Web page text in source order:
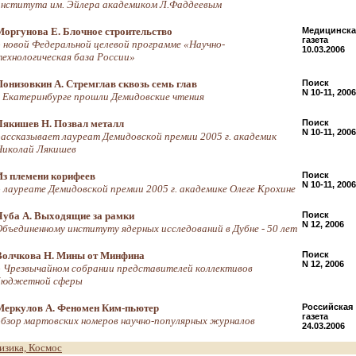
им. Эйлера академиком Л.Фаддеевым
Е. Блочное строительство
новой Федеральной целевой программе «Научно-
база России»
газета
10.03.2006
А. Стремглав сквозь семь глав
Екатеринбурге прошли Демидовские чтения
Поиск
N 10-11, 2006
Н. Позвал металл
лауреат Демидовской премии 2005 г. академик
Лякишев
Поиск
N 10-11, 2006
племени корифеев
лауреате Демидовской премии 2005 г. академике Олеге Крохине
Поиск
N 10-11, 2006
А. Выходящие за рамки
институту ядерных исследований в Дубне - 50 лет
Поиск
N 12, 2006
Н. Мины от Минфина
Чрезвычайном собрании представителей коллективов
сферы
Поиск
N 12, 2006
А. Феномен Ким-пьютер
мартовских номеров научно-популярных журналов
Российская
газета
24.03.2006
Космос